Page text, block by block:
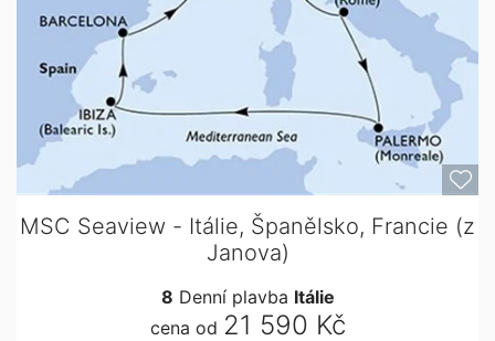
MSC Seaview - Itálie, Španělsko, Francie (z
Janova)
8 Denní plavba Itálie
cena od 21 590 Kč